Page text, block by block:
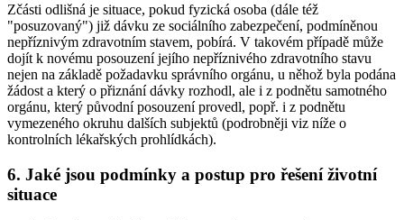
Zčásti odlišná je situace, pokud fyzická osoba (dále též
"posuzovaný") již dávku ze sociálního zabezpečení, podmíněnou
nepříznivým zdravotním stavem, pobírá. V takovém případě může
dojít k novému posouzení jejího nepříznivého zdravotního stavu
nejen na základě požadavku správního orgánu, u něhož byla podána
žádost a který o přiznání dávky rozhodl, ale i z podnětu samotného
orgánu, který původní posouzení provedl, popř. i z podnětu
vymezeného okruhu dalších subjektů (podrobněji viz níže o
kontrolních lékařských prohlídkách).
6. Jaké jsou podmínky a postup pro řešení životní
situace